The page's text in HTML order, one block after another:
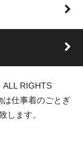
ALL RIGHTS
は仕事着のごとぎ
します。